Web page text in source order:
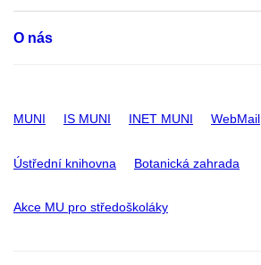
O nás
MUNI IS MUNI INET MUNI WebMail
Ústřední knihovna Botanická zahrada
Akce MU pro středoškoláky